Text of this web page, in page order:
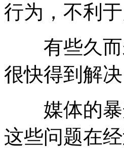
行为，不利
有些久而
很快得到解
媒体的暴
这些问题在